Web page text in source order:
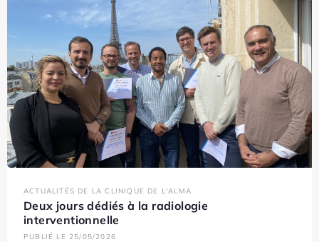
ACTUALITÉS DE LA CLINIQUE DE L'ALMA
Deux jours dédiés à la radiologie
interventionnelle
PUBLIÉ LE 25/05/2026